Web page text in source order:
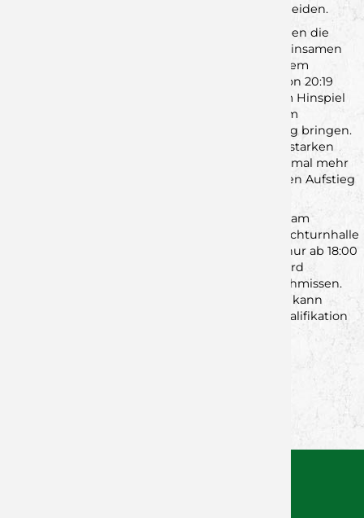
viele Spieler sind in der Lage, ein Spiel zu entscheiden.
Dasselbe trifft auch auf die Jungwölfe zu: So haben die
Rimparer im Hinspiel vor allem durch den gemeinsamen
Kampf in Angriff und Abwehr das Spiel nach einem
anfänglichen 3:6 gedreht – und ab dem Stand von 20:19
endgültig das Ruder übernommen. Wie auch im Hinspiel
werden Kampf und Mannschaftsleistung auch im
anstehenden Rückspiel wieder die Entscheidung bringen.
Und dafür brauchen wir Euch alle! Mit einer lautstarken
und euphorischen Kulisse werden die Jungs einmal mehr
das Momentum entfesseln können, das es für den Aufstieg
Darum kommt vorbei und feuert die Jungwölfe am
, in der Dreifachturnhalle
Rimpar an. Als Rahmenprogramm gibt es nicht nur ab 18:00
Uhr Bratwürste und Barbetrieb – ab 21:00 Uhr wird
zusätzlich zur Bar auch noch das DJ-Pult angeschmissen.
Wer noch nicht genug vom Handball bekommt, kann
zudem ab 10:00 Uhr morgens die U17 bei der Qualifikation